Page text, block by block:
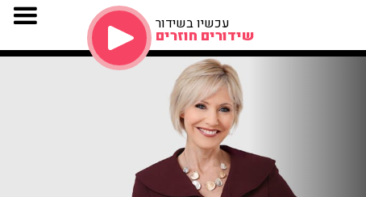
עכשיו בשידור
שידורים חוזרים